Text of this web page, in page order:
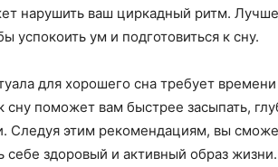
нарушить ваш циркадный ритм.
успокоить ум и подготовиться к сну.
для хорошего сна требует
сну поможет вам быстрее засыпать,
Следуя этим рекомендациям, вы
себе здоровый и активный образ жизни.